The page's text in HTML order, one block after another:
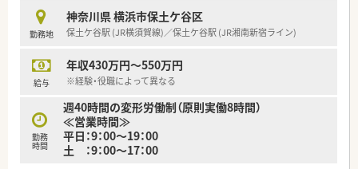
【法人特徴について】
■首都圏を中心に約150店舗を展開する大手チェーンであり、特
配はありません。
■管理栄養士や理学療法士が多数在籍しており、薬物治療だけで
トしています。
■ボトムアップ型の組織文化が根付いており、現場発信のアイデ
アを尊重する社風があるため自身の提案を形にできるやりがい
があります。
勤務地
神奈川県 横浜市保土ケ谷区
保土ケ谷駅 (JR横須賀線)／保土ケ谷駅 (JR湘南新宿ライン)
給与
年収430万円～550万円
※経験・役職によって異なる
勤務
時間
週40時間の変形労働制（原則実働8時間）
≪営業時間≫
平日：9：00～19：00
土 ：9：00～17：00